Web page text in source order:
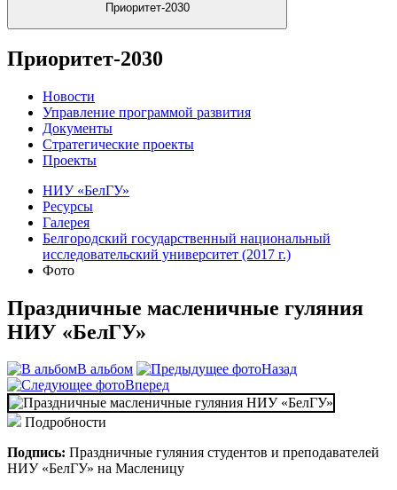
Приоритет-2030
Приоритет-2030
Новости
Управление программой развития
Документы
Стратегические проекты
Проекты
НИУ «БелГУ»
Ресурсы
Галерея
Белгородский государственный национальный
исследовательский университет (2017 г.)
Фото
Праздничные масленичные гуляния
НИУ «БелГУ»
В альбом
Назад
Вперед
Подробности
Подпись: Праздничные гуляния студентов и преподавателей
НИУ «БелГУ» на Масленицу